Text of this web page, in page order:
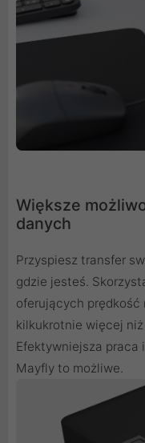
Większe
danych
Przyspiesz transfer
gdzie jesteś.
oferujących prędkość
kilkukrotnie więcej niż
Efektywniejsza praca
Mayfly to możliwe.